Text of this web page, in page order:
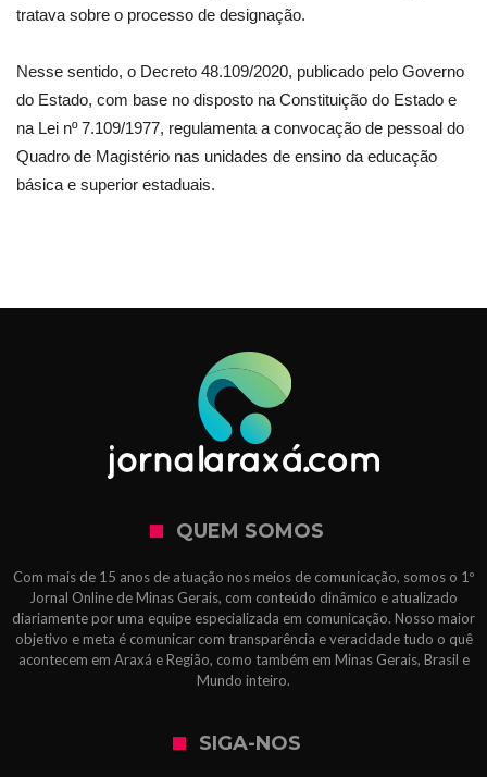
tratava sobre o processo de designação.
Nesse sentido, o Decreto 48.109/2020, publicado pelo Governo
do Estado, com base no disposto na Constituição do Estado e
na Lei nº 7.109/1977, regulamenta a convocação de pessoal do
Quadro de Magistério nas unidades de ensino da educação
básica e superior estaduais.
QUEM SOMOS
Com mais de 15 anos de atuação nos meios de comunicação, somos o 1º
Jornal Online de Minas Gerais, com conteúdo dinâmico e atualizado
diariamente por uma equipe especializada em comunicação. Nosso maior
objetivo e meta é comunicar com transparência e veracidade tudo o quê
acontecem em Araxá e Região, como também em Minas Gerais, Brasil e
Mundo inteiro.
SIGA-NOS